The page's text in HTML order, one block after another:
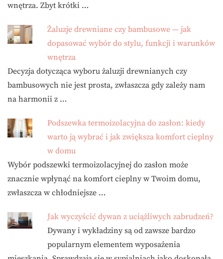
wnętrza. Zbyt krótki …
Żaluzje drewniane czy bambusowe — jak
dopasować wybór do stylu, funkcji i warunków
wnętrza
Decyzja dotycząca wyboru żaluzji drewnianych czy
bambusowych nie jest prosta, zwłaszcza gdy zależy nam
na harmonii z …
Podszewka termoizolacyjna do zasłon: kiedy
warto ją wybrać i jak zwiększa komfort cieplny
w domu
Wybór podszewki termoizolacyjnej do zasłon może
znacznie wpłynąć na komfort cieplny w Twoim domu,
zwłaszcza w chłodniejsze …
Jak wyczyścić dywan z uciążliwych zabrudzeń?
Dywany i wykładziny są od zawsze bardzo
popularnym elementem wyposażenia